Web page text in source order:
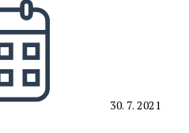
30. 7. 2021